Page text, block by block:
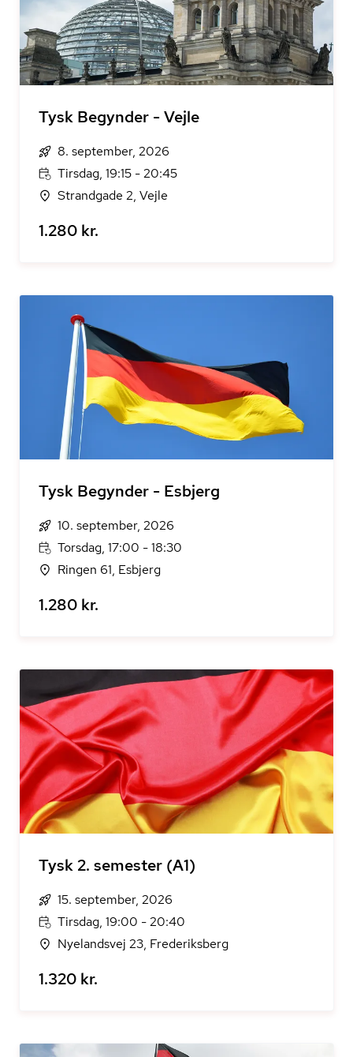
Tysk Begynder - Vejle
8. september, 2026
Tirsdag, 19:15 - 20:45
Strandgade 2, Vejle
1.280 kr.
Tysk Begynder - Esbjerg
10. september, 2026
Torsdag, 17:00 - 18:30
Ringen 61, Esbjerg
1.280 kr.
Tysk 2. semester (A1)
15. september, 2026
Tirsdag, 19:00 - 20:40
Nyelandsvej 23, Frederiksberg
1.320 kr.